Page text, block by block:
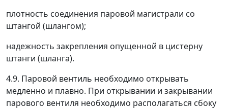
плотность соединения паровой магистрали со
штангой (шлангом);
надежность закрепления опущенной в цистерну
штанги (шланга).
4.9. Паровой вентиль необходимо открывать
медленно и плавно. При открывании и закрывании
парового вентиля необходимо располагаться сбоку